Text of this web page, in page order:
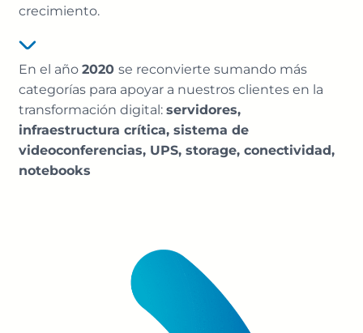
crecimiento.
En el año 2020 se reconvierte sumando más
categorías para apoyar a nuestros clientes en la
transformación digital: servidores,
infraestructura crítica, sistema de
videoconferencias, UPS, storage, conectividad,
notebooks